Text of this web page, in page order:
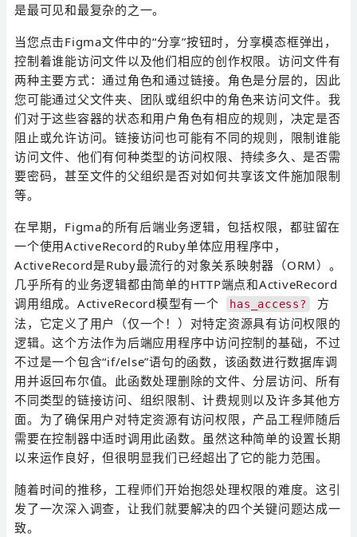
是最可见和最复杂的之一。
当您点击Figma文件中的“分享”按钮时，分享模态框弹出，
控制着谁能访问文件以及他们相应的创作权限。访问文件有
两种主要方式：通过角色和通过链接。角色是分层的，因此
您可能通过父文件夹、团队或组织中的角色来访问文件。我
们对于这些容器的状态和用户角色有相应的规则，决定是否
阻止或允许访问。链接访问也可能有不同的规则，限制谁能
访问文件、他们有何种类型的访问权限、持续多久、是否需
要密码，甚至文件的父组织是否对如何共享该文件施加限制
等。
在早期，Figma的所有后端业务逻辑，包括权限，都驻留在
一个使用ActiveRecord的Ruby单体应用程序中，
ActiveRecord是Ruby最流行的对象关系映射器（ORM）。
几乎所有的业务逻辑都由简单的HTTP端点和ActiveRecord
调用组成。ActiveRecord模型有一个
has_access?
方
法，它定义了用户（仅一个！）对特定资源具有访问权限的
逻辑。这个方法作为后端应用程序中访问控制的基础，不过
不过是一个包含“if/else”语句的函数，该函数进行数据库调
用并返回布尔值。此函数处理删除的文件、分层访问、所有
不同类型的链接访问、组织限制、计费规则以及许多其他方
面。为了确保用户对特定资源有访问权限，产品工程师随后
需要在控制器中适时调用此函数。虽然这种简单的设置长期
以来运作良好，但很明显我们已经超出了它的能力范围。
随着时间的推移，工程师们开始抱怨处理权限的难度。这引
发了一次深入调查，让我们就要解决的四个关键问题达成一
致。